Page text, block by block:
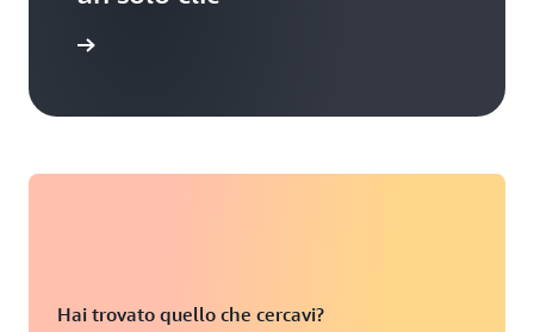
Hai trovato quello che cercavi?